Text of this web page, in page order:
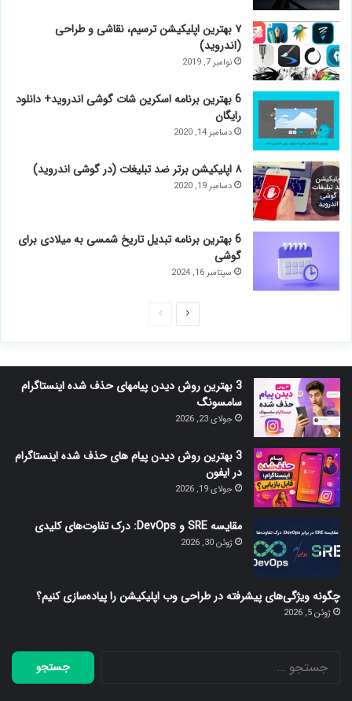
۷ بهترین اپلیکیشن ترسیم، نقاشی و طراحی
(اندروید)
نوامبر 7, 2019
6 بهترین برنامه اسکرین شات گوشی اندروید+ دانلود
رایگان
دسامبر 14, 2020
۸ اپلیکیشن برتر ضد تبلیغات (در گوشی اندروید)
دسامبر 19, 2020
6 بهترین برنامه تبدیل تاریخ شمسی به میلادی برای
گوشی
سپتامبر 16, 2024
صفحه
صفحه
3 بهترین روش دیدن پیامهای حذف شده اینستاگرام
سامسونگ
جولای 23, 2026
3 بهترین روش دیدن پیام های حذف شده اینستاگرام
در ایفون
جولای 19, 2026
مقایسه SRE و DevOps: درک تفاوت‌های کلیدی
ژوئن 30, 2026
چگونه ویژگی‌های پیشرفته در طراحی وب اپلیکیشن را پیاده‌سازی کنیم؟
ژوئن 5, 2026
جستجو
برای: